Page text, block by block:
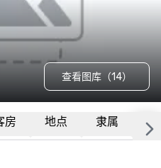
查看图库（14）
房 地点 隶属 更